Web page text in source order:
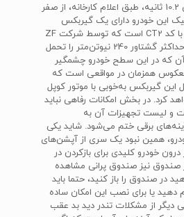
دستی آن قادر است طی 10.2 ثانیه، طبق اعلام کارخانه، از صفر
این خودرو دارای یک گیربکس
4سرعته‌ی تیپ ترونیک با کد CT2 است که توسط شرکت ZF
ساخته شده و می‌تواند حداکثر گشتاور 240 نیوتن‌متر را تحمل
آن که در این سطح خودرو چشمگیر
همزمان در مواقعی است که
این گیربکس به‌خوبی با موتور کوپل
کرد. در بخش امکانات رفاهی نباید
و لیست تجهیزات آن به
برقی ختم می‌شود. شاید یکی
همین نبود یک سری از آپشن‌های
خودرو کلیدی برای بازکردن در
نیز صندوق پرانی مشاهده
در صندوق را باز کنید، حتما باید
دهید یا برای نصب این امکان ساده
دیگر از مشکلات تندر دید بد عقب